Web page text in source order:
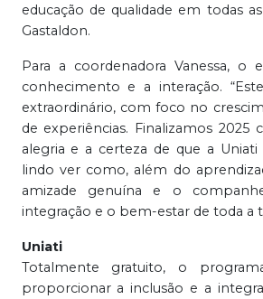
educação de qualidade em todas
Gastaldon.
Para a coordenadora Vanessa, o
conhecimento e a interação.
extraordinário, com foco no
de experiências. Finalizamos
alegria e a certeza de que a
lindo ver como, além do
amizade genuína e o
integração e o bem-estar de toda a
Uniati
Totalmente gratuito, o
proporcionar a inclusão e a